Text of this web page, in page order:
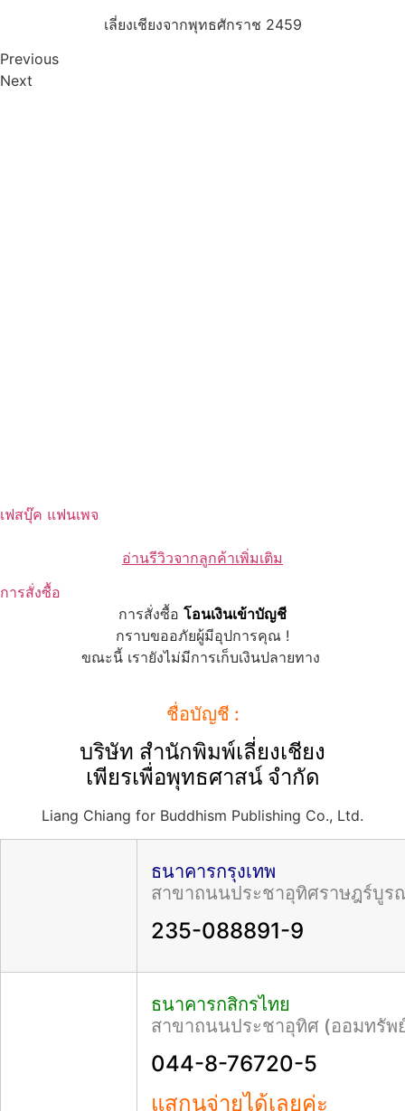
เลี่ยงเชียงจากพุทธศักราช 2459
Previous
Next
เฟสบุ๊ค แฟนเพจ
อ่านรีวิวจากลูกค้าเพิ่มเติม
การสั่งซื้อ
การสั่งซื้อ โอนเงินเข้าบัญชี
กราบขออภัยผู้มีอุปการคุณ !
ขณะนี้ เรายังไม่มีการเก็บเงินปลายทาง
ชื่อบัญชี :
บริษัท สำนักพิมพ์เลี่ยงเชียง
เพียรเพื่อพุทธศาสน์ จำกัด
Liang Chiang for Buddhism Publishing Co., Ltd.
ธนาคารกรุงเทพ
สาขาถนนประชาอุทิศราษฎร์บูร
235-088891-9
ธนาคารกสิกรไทย
สาขาถนนประชาอุทิศ (ออมทรัพ
044-8-76720-5
แสกนจ่ายได้เลยค่ะ